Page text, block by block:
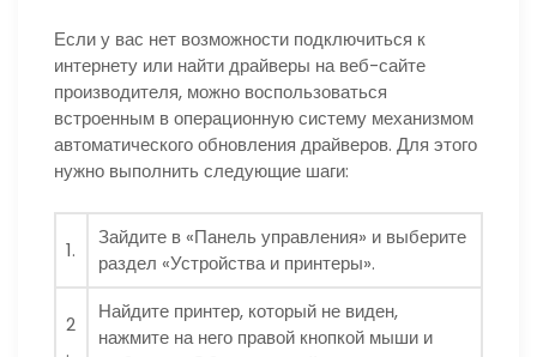
Если у вас нет возможности подключиться к
интернету или найти драйверы на веб-сайте
производителя, можно воспользоваться
встроенным в операционную систему механизмом
автоматического обновления драйверов. Для этого
нужно выполнить следующие шаги:
1.
Зайдите в «Панель управления» и выберите
раздел «Устройства и принтеры».
2
.
Найдите принтер, который не виден,
нажмите на него правой кнопкой мыши и